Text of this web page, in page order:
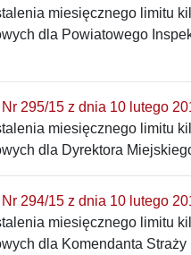
miesięcznego limitu
dla Powiatowego
295/15 z dnia 10 lutego
miesięcznego limitu
dla Dyrektora
294/15 z dnia 10 lutego
miesięcznego limitu
dla Komendanta Straży